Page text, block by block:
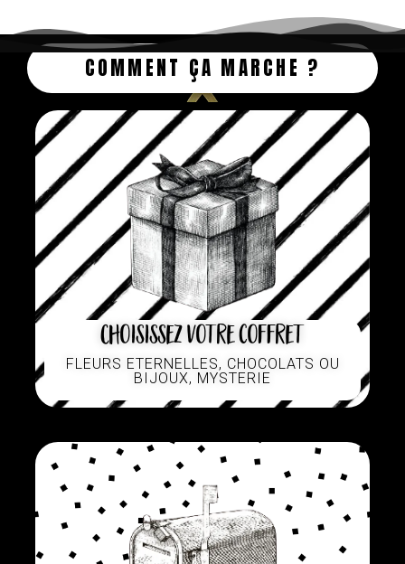
COMMENT ÇA MARCHE ?
Choisissez votre coffret
FLEURS ETERNELLES, CHOCOLATS OU
BIJOUX, MYSTERIE